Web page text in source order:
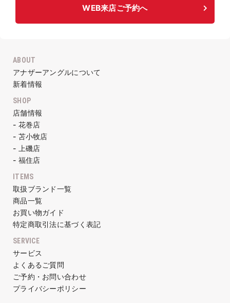
WEB来店ご予約へ
ABOUT
アナザーアングルについて
新着情報
SHOP
店舗情報
- 花巻店
- 苫小牧店
- 上磯店
- 福住店
ITEMS
取扱ブランド一覧
商品一覧
お買い物ガイド
特定商取引法に基づく表記
SERVICE
サービス
よくあるご質問
ご予約・お問い合わせ
プライバシーポリシー